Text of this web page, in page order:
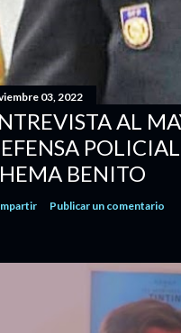
03, 2022
AL
BENITO
Publicar un comentario